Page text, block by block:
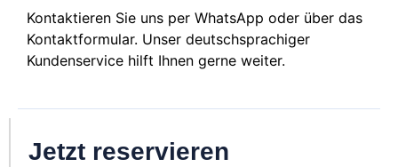
Kontaktieren Sie uns per WhatsApp oder über das
Kontaktformular. Unser deutschsprachiger
Kundenservice hilft Ihnen gerne weiter.
Jetzt reservieren